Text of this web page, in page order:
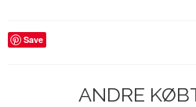
Save
ANDRE